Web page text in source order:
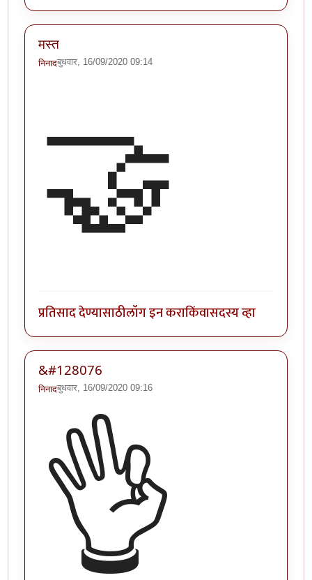
मस्त
निनादबुधवार, 16/09/2020 09:14
🤝
प्रतिसाद देण्यासाठीलॉग इन कराकिंवासदस्य व्हा
&#128076
निनादबुधवार, 16/09/2020 09:16
👌